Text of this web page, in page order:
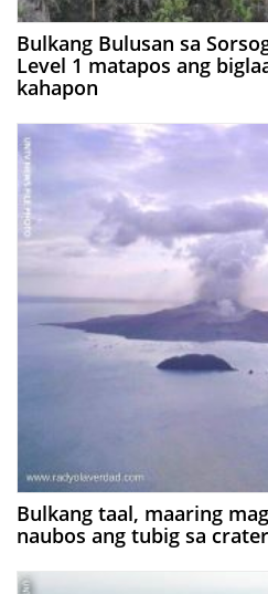
Bulkang Bulusan sa
Level 1 matapos ang
kahapon
Bulkang taal, maaring
naubos ang tubig sa